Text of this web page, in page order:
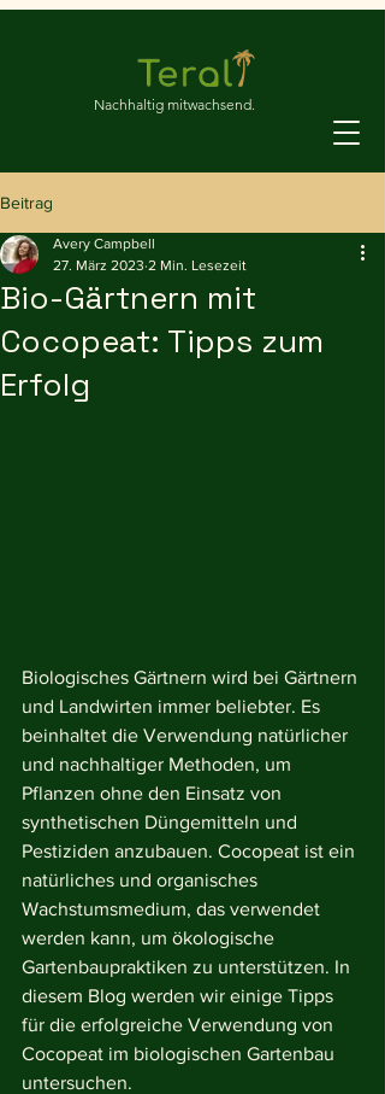
Nachhaltig mitwachsend.
Beitrag
Bio-Gärtnern mit
Cocopeat: Tipps zum
Erfolg
Avery Campbell
27. März 2023 2 Min. Lesezeit
Biologisches Gärtnern wird bei Gärtnern
und Landwirten immer beliebter. Es
beinhaltet die Verwendung natürlicher
und nachhaltiger Methoden, um
Pflanzen ohne den Einsatz von
synthetischen Düngemitteln und
Pestiziden anzubauen. Cocopeat ist ein
natürliches und organisches
Wachstumsmedium, das verwendet
werden kann, um ökologische
Gartenbaupraktiken zu unterstützen. In
diesem Blog werden wir einige Tipps
für die erfolgreiche Verwendung von
Cocopeat im biologischen Gartenbau
untersuchen.